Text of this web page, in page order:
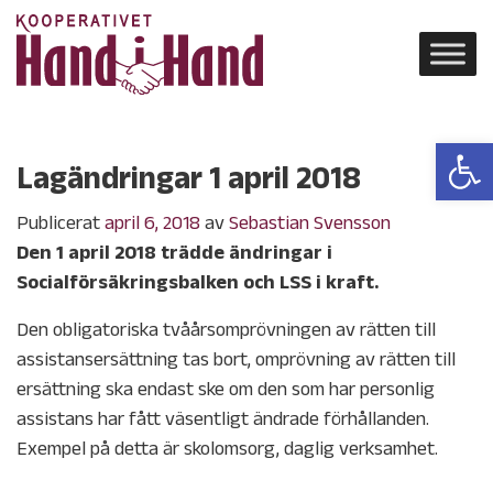
Lagändringar 1 april 2018
Publiceratapril 6, 2018avSebastian Svensson
Den 1 april 2018 trädde ändringar i
Socialförsäkringsbalken och LSS i kraft.
Den obligatoriska tvåårsomprövningen av rätten till
assistansersättning tas bort, omprövning av rätten till
ersättning ska endast ske om den som har personlig
assistans har fått väsentligt ändrade förhållanden.
Exempel på detta är skolomsorg, daglig verksamhet.